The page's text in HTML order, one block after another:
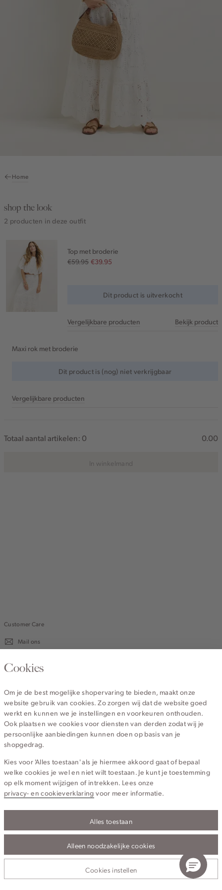
Home
shop the look
2 producten in deze outfit
Top met broderie
€59.95 €39.95
Dit product is uitverkocht
Vergelijkbare producten Bekijk product
Maxi rok met broderie
Dit product is (nog) niet verkrijgbaar
Vergelijkbare producten
Totaal aantal artikelen: 0 0.00
In winkelmand
Customer Care
Mail ons
020 - 3412 670
Service
Wij zijn Cotton Club
Topcategorieën voor jou
Privacy- en cookieverklaringAlgemene Voorwaarden
Cookies
Om je de best mogelijke shopervaring te bieden, maakt onze
website gebruik van cookies. Zo zorgen wij dat de website goed
werkt en kunnen we je instellingen en voorkeuren onthouden.
Ook plaatsen we cookies voor diensten van derden zodat wij je
persoonlijke aanbiedingen kunnen doen op basis van je
shopgedrag.
Kies voor 'Alles toestaan' als je hiermee akkoord gaat of bepaal
welke cookies je wel en niet wilt toestaan. Je kunt je toestemming
op elk moment wijzigen of intrekken. Lees onze
privacy- en cookieverklaring voor meer informatie.
Alles toestaan
Alleen noodzakelijke cookies
Cookies instellen